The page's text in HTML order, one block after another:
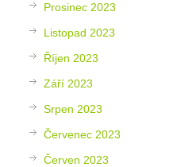
Prosinec 2023
Listopad 2023
Říjen 2023
Září 2023
Srpen 2023
Červenec 2023
Červen 2023